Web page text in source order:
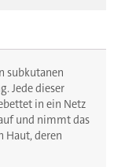
subkutanen
Jede dieser
in ein Netz
und nimmt das
Haut, deren